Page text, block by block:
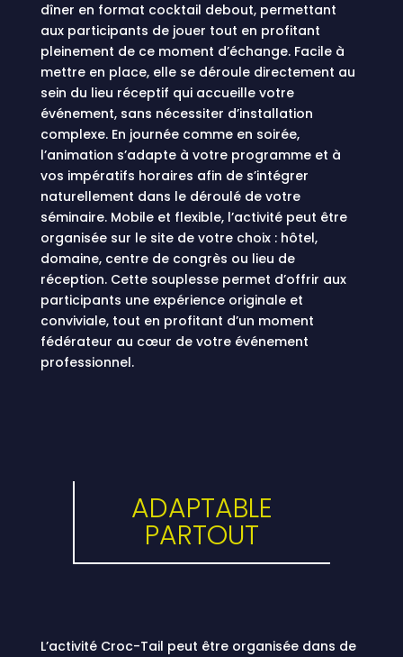
dîner en format cocktail debout, permettant
aux participants de jouer tout en profitant
pleinement de ce moment d’échange. Facile à
mettre en place, elle se déroule directement au
sein du lieu réceptif qui accueille votre
événement, sans nécessiter d’installation
complexe. En journée comme en soirée,
l’animation s’adapte à votre programme et à
vos impératifs horaires afin de s’intégrer
naturellement dans le déroulé de votre
séminaire. Mobile et flexible, l’activité peut être
organisée sur le site de votre choix : hôtel,
domaine, centre de congrès ou lieu de
réception. Cette souplesse permet d’offrir aux
participants une expérience originale et
conviviale, tout en profitant d’un moment
fédérateur au cœur de votre événement
professionnel.
L’activité Croc-Tail peut être organisée dans de
ADAPTABLE
PARTOUT